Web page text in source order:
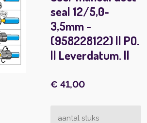
seal 12/5,0-
3,5mm -
(958228122) || PO.
|| Leverdatum. ||
€ 41,00
aantal stuks